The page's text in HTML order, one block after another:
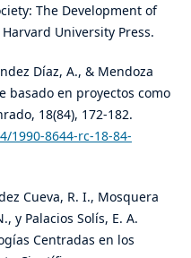
The Development of
University Press.
Díaz, A., & Mendoza
basado en proyectos como
18(84), 172-182.
1990-8644-rc-18-84-
Cueva, R. I., Mosquera
y Palacios Solís, E. A.
Centradas en los